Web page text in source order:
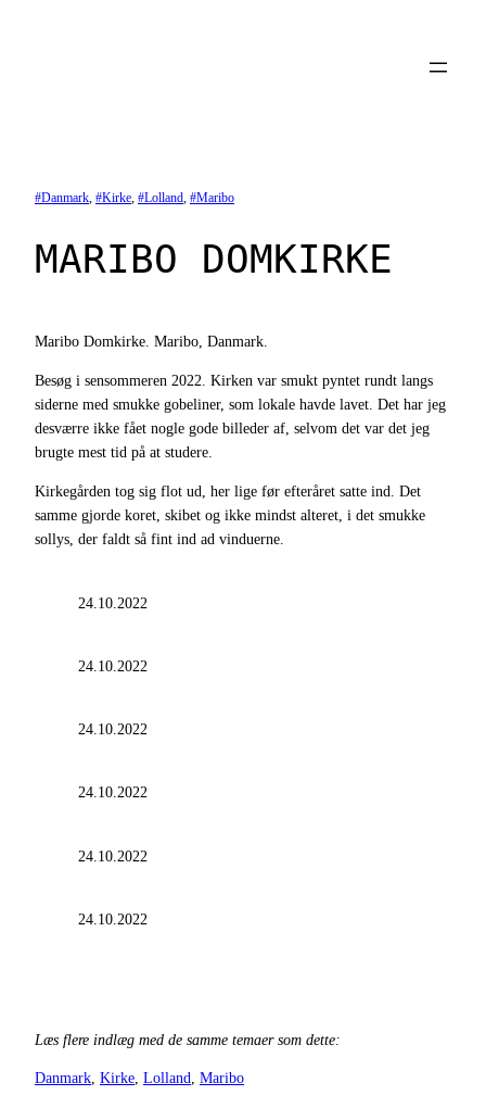
Danmark, Kirke, Lolland, Maribo
MARIBO DOMKIRKE
Maribo Domkirke. Maribo, Danmark.
Besøg i sensommeren 2022. Kirken var smukt pyntet rundt langs
siderne med smukke gobeliner, som lokale havde lavet. Det har jeg
desværre ikke fået nogle gode billeder af, selvom det var det jeg
brugte mest tid på at studere.
Kirkegården tog sig flot ud, her lige før efteråret satte ind. Det
samme gjorde koret, skibet og ikke mindst alteret, i det smukke
sollys, der faldt så fint ind ad vinduerne.
24.10.2022
24.10.2022
24.10.2022
24.10.2022
24.10.2022
24.10.2022
Læs flere indlæg med de samme temaer som dette:
Danmark Kirke Lolland Maribo